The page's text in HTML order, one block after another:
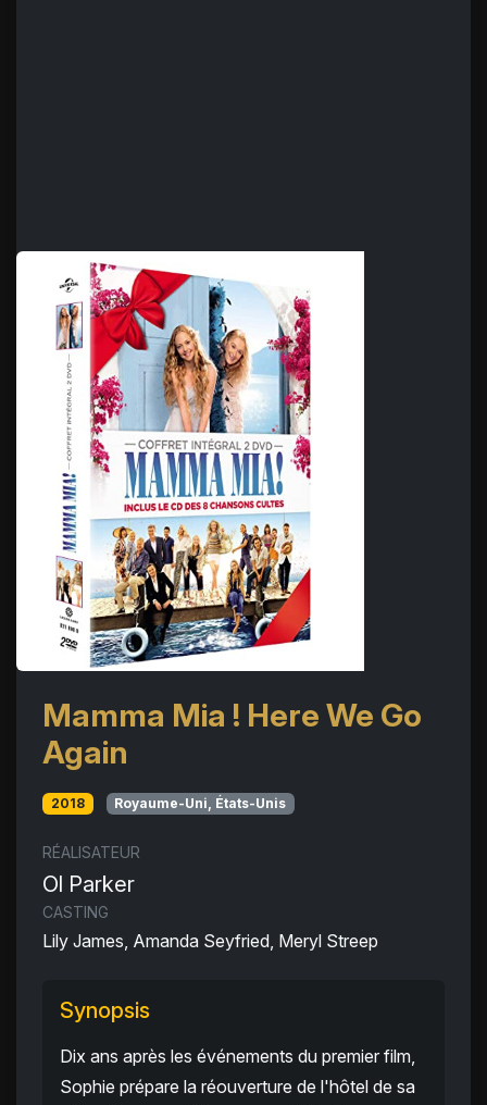
Mamma Mia ! Here We Go
Again
2018 Royaume-Uni, États-Unis
RÉALISATEUR
Ol Parker
CASTING
Lily James, Amanda Seyfried, Meryl Streep
Synopsis
Dix ans après les événements du premier film,
Sophie prépare la réouverture de l'hôtel de sa